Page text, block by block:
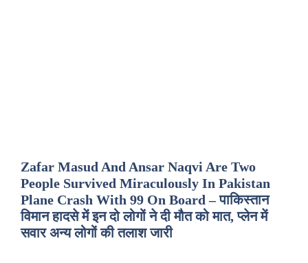
Zafar Masud And Ansar Naqvi Are Two
People Survived Miraculously In Pakistan
Plane Crash With 99 On Board – पाकिस्तान
विमान हादसे में इन दो लोगों ने दी मौत को मात, प्लेन में
सवार अन्य लोगों की तलाश जारी